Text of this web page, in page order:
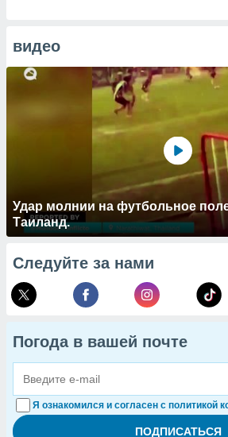
видео
Удар молнии на футбольное
Таиланд.
Следуйте за нами
Погода в вашей почте
Я ознакомился и согласен с политикой